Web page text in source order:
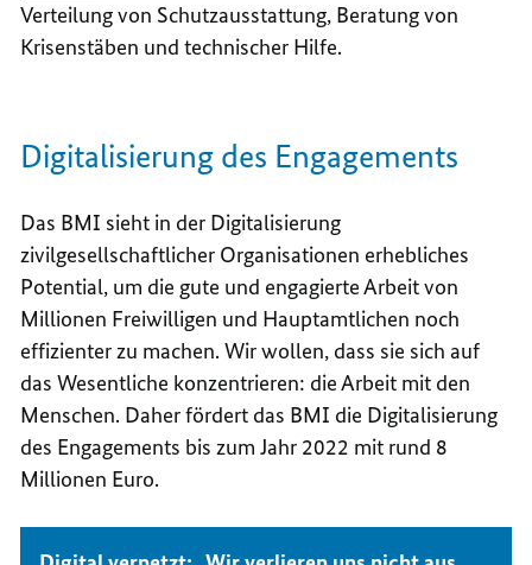
Verteilung von Schutzausstattung, Beratung von
Krisenstäben und technischer Hilfe.
Digitalisierung des Engagements
Das BMI sieht in der Digitalisierung
zivilgesellschaftlicher Organisationen erhebliches
Potential, um die gute und engagierte Arbeit von
Millionen Freiwilligen und Hauptamtlichen noch
effizienter zu machen. Wir wollen, dass sie sich auf
das Wesentliche konzentrieren: die Arbeit mit den
Menschen. Daher fördert das BMI die Digitalisierung
des Engagements bis zum Jahr 2022 mit rund 8
Millionen Euro.